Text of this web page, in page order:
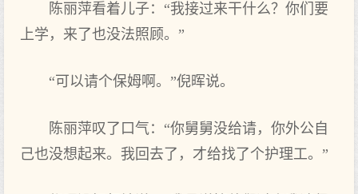
陈丽萍看着儿子：“我接过来干什么？你们要
上学，来了也没法照顾。”
“可以请个保姆啊。”倪晖说。
陈丽萍叹了口气：“你舅舅没给请，你外公自
己也没想起来。我回去了，才给找了个护理工。”